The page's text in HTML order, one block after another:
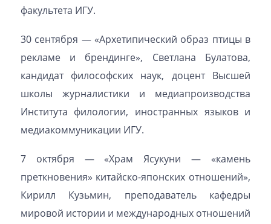
факультета ИГУ.
30 сентября — «Архетипический образ птицы в
рекламе и брендинге», Светлана Булатова,
кандидат философских наук, доцент Высшей
школы журналистики и медиапроизводства
Института филологии, иностранных языков и
медиакоммуникации ИГУ.
7 октября — «Храм Ясукуни — «камень
преткновения» китайско-японских отношений»,
Кирилл Кузьмин, преподаватель кафедры
мировой истории и международных отношений